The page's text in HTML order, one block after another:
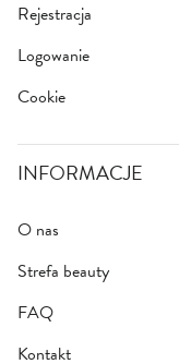
Rejestracja
Logowanie
Cookie
INFORMACJE
O nas
Strefa beauty
FAQ
Kontakt